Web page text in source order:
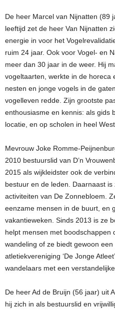
De heer Marcel van Nijnatten (89
leeftijd zet de heer Van Nijnatten
energie in voor het
ruim 24 jaar. Ook voor Vogel- en
meer dan 30 jaar in de weer. Hij
vogeltaarten, werkte in de horeca
nesten en jonge vogels in de
vogelleven redde. Zijn grootste
enthousiasme en kennis: als gids
locatie, en op scholen in heel
Mevrouw Joke Romme-
2010 bestuurslid van D’n
2015 als wijkleidster ook de
bestuur en de leden. Daarnaast
activiteiten van De Zonnebloem.
eenzame mensen in de buurt, en
vakantieweken. Sinds 2013 is ze
helpt mensen met boodschappen
wandeling of ze biedt gewoon
atletiekvereniging ‘De Jonge
wandelaars met een
De heer Ad de Bruijn (56 jaar) uit
hij zich in als bestuurslid en